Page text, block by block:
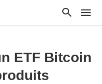
ETF Bitcoin